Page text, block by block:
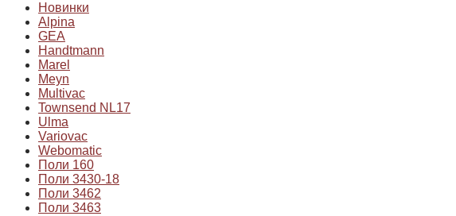
Новинки
Alpina
GEA
Handtmann
Marel
Meyn
Multivac
Townsend NL17
Ulma
Variovac
Webomatic
Поли 160
Поли 3430-18
Поли 3462
Поли 3463